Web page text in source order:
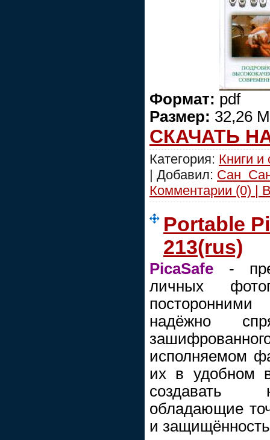
Формат: pdf
Размер: 32,26
СКАЧАТЬ
Категория: Книги и
| Добавил:
Комментарии (0) |
Portable
213(rus)
PicaSafe -
личных
надёжно
исполняемом
их в удобном
создавать
обладающие
и